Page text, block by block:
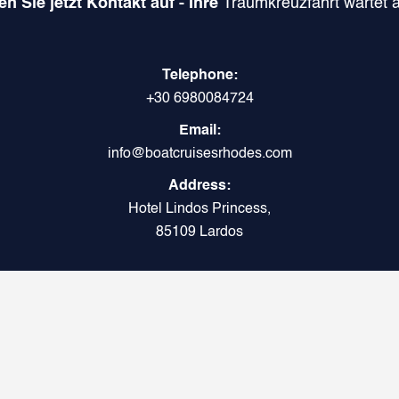
Sie jetzt Kontakt auf - IhreTraumkreuzfahrt wartet
Telephone:
+30 6980084724
Email:
info@boatcruisesrhodes.com
Address:
Hotel Lindos Princess,
85109 Lardos